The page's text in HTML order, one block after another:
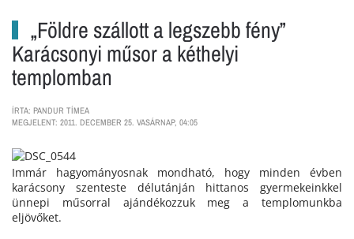
„Földre szállott a legszebb fény”
Karácsonyi műsor a kéthelyi
templomban
ÍRTA: PANDUR TÍMEA
MEGJELENT: 2011. DECEMBER 25. VASÁRNAP, 04:05
Immár hagyományosnak mondható, hogy minden évben
karácsony szenteste délutánján hittanos gyermekeinkkel
ünnepi műsorral ajándékozzuk meg a templomunkba
eljövőket.